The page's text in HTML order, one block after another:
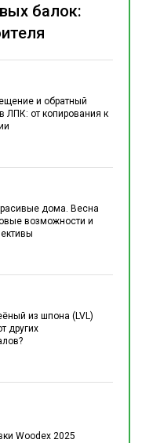
и обратный
ЛПК: от копирования к
дома. Весна
возможности и
из шпона (LVL)
других
Woodex 2025
балок: